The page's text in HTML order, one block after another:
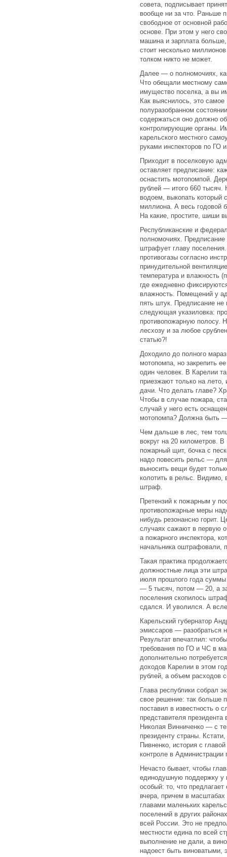
совета, подписывает
вообще ни за что. Раньше
свободное от основной
основе. При этом у него
машина и зарплата
стоит несколько
толком никто не может.
Далее — о полномочиях,
Что обещали местному
имущество поселка, а вы
Как выяснилось, это
полуразобранном
содержаться оно должно
контролирующие органы.
карельского местного
руками инспекторов по ГО
Приходит в поселковую
оставляет предписание:
оснастить мотопомпой.
рублей — итого 660 тысяч.
водоем, выкопать
миллиона. А весь годовой
На какие, простите, шиши
Республиканские и
полномочиях. Предписание
штрафует главу
противогазы согласно
принудительной
температура и влажность
где ежедневно
влажность. Помещений у
пять штук. Предписание
следующая указиловка:
противопожарную полосу.
лесхозу и за любое
статью?!
Доходило до полного
мотопомпа, но закрепить
один человек. В Карелии
приезжают только на лето,
дачи. Что делать главе?
Чтобы в случае пожара,
случай у него есть
мотопомпа? Должна быть
Чем дальше в лес, тем
вокруг на 20 километров.
пожарный щит, бочка с
надо повесить рельс —
выносить вещи будет
колотить в рельс. Видимо,
штраф.
Претензий к пожарным у
противопожарные меры
нибудь резонансно горит.
случаях сажают в первую
а пожарного инспектора,
начальника оштрафовали,
Такая практика
должностные лица эти
июля прошлого года
— 5 тысяч, потом — 20, а
поселения скопилось
сдался. И уволился. А
Карельский губернатор
эмиссаров — разобраться
Результат впечатлил:
требования по ГО и ЧС в
дополнительно
доходов Карелии в этом
рублей, а объем расходов
Глава республики собрал
свое решение: так больше
поставил в известность о
представителя
Николая Винниченко — с
президенту страны.
Пивненко, история с
контроле в Администрации
Нечасто бывает, чтобы
единодушную поддержку у
особый: то, что
вчера, причем в
главами маленьких
поселений в других
всей России. Это не
местности едина по всей
выполнение не дали, а
надоест быть виноватыми,